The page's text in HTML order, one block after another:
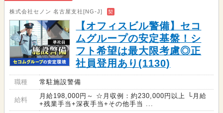
株式会社セノン 名古屋支社[NG-J] 契
【オフィスビル警備】セコ
ムグループの安定基盤！シ
フト希望は最大限考慮◎正
社員登用あり(1130)
職種 常駐施設警備
給料
月給198,000円～ ☆月収例：約230,000円以上 └月給
+残業手当+深夜手当+その他手当 ...